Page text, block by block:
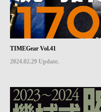
TIMEGear Vol.41
2024.02.29 Update.